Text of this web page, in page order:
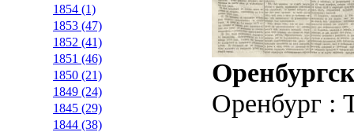
1854 (1)
1853 (47)
1852 (41)
1851 (46)
1850 (21)
1849 (24)
1845 (29)
1844 (38)
Оренбург :